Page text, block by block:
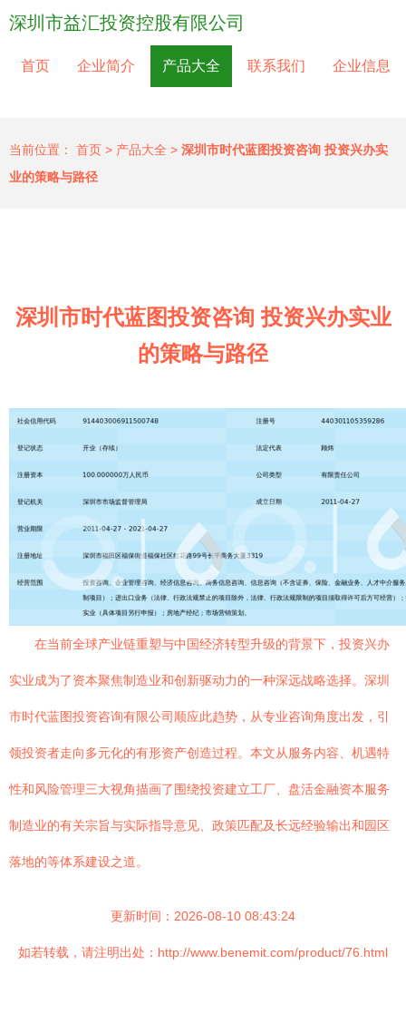
深圳市益汇投资控股有限公司
首页 企业简介 产品大全 联系我们 企业信息
当前位置： 首页 > 产品大全 > 深圳市时代蓝图投资咨询 投资兴办实
业的策略与路径
深圳市时代蓝图投资咨询 投资兴办实业
的策略与路径
在当前全球产业链重塑与中国经济转型升级的背景下，投资兴办
实业成为了资本聚焦制造业和创新驱动力的一种深远战略选择。深圳
市时代蓝图投资咨询有限公司顺应此趋势，从专业咨询角度出发，引
领投资者走向多元化的有形资产创造过程。本文从服务内容、机遇特
性和风险管理三大视角描画了围绕投资建立工厂、盘活金融资本服务
制造业的有关宗旨与实际指导意见、政策匹配及长远经验输出和园区
落地的等体系建设之道。
更新时间：2026-08-10 08:43:24
如若转载，请注明出处：http://www.benemit.com/product/76.html